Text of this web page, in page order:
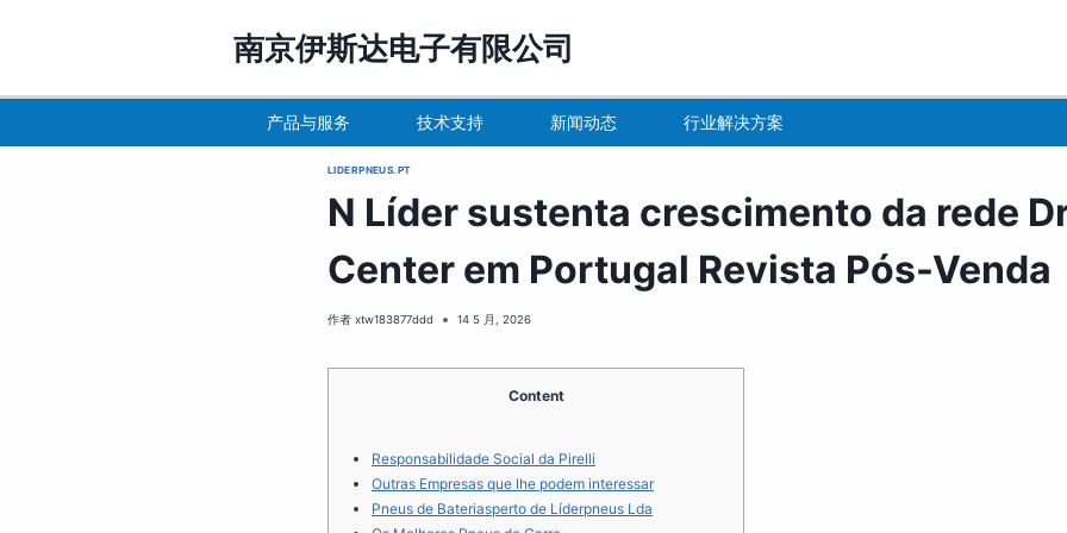
南京伊斯达电子有限公司
产品与服务 技术支持 新闻动态 行业解决方案
LIDERPNEUS.PT
N Líder sustenta crescimento da rede
Center em Portugal Revista Pós-Venda
作者 xtw183877ddd 14 5 月, 2026
Content
Responsabilidade Social da Pirelli
Outras Empresas que lhe podem interessar
Pneus de Bateriasperto de Líderpneus Lda